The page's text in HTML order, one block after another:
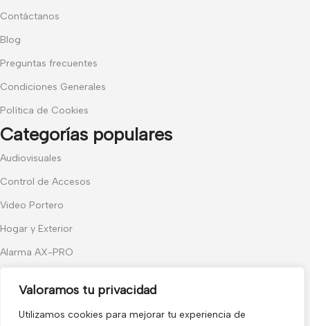
Valoramos tu privacidad
Utilizamos cookies para mejorar tu experiencia de
Contáctanos
Blog
Preguntas frecuentes
Condiciones Generales
Política de Cookies
Categorías populares
Audiovisuales
Control de Accesos
Video Portero
Hogar y Exterior
Alarma AX-PRO
Únete a nuestras novedades
Recibe las últimas novedades y promociones.